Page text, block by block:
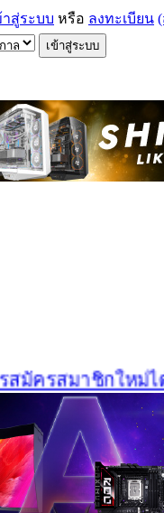
าสู่ระบบ หรือ ลงทะเบียน
ครสมาชิกใหม่ได้